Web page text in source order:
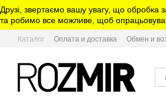
Перейти к основному контенту
Друзі, звертаємо вашу увагу, що обробка
та робимо все можливе, щоб
Каталог Оплата и доставка Обмен и